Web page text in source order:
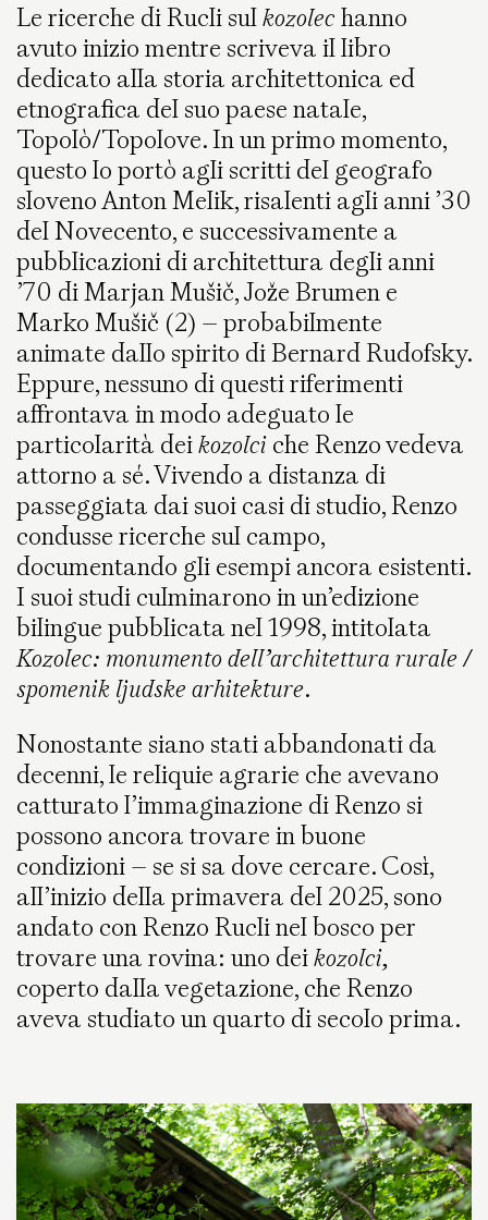
Le ricerche di Rucli sulkozolechanno
avuto inizio mentre scriveva il libro
dedicato alla storia architettonica ed
etnografica del suo paese natale,
Topolò/Topolove. In un primo momento,
questo lo portò agli scritti del geografo
sloveno Anton Melik, risalenti agli anni ’30
del Novecento, e successivamente a
pubblicazioni di architettura degli anni
’70 di Marjan Mušič, Jože Brumen e
Marko Mušič (2) – probabilmente
animate dallo spirito di Bernard Rudofsky.
Eppure, nessuno di questi riferimenti
affrontava in modo adeguato le
particolarità deikozolciche Renzo vedeva
attorno a sé. Vivendo a distanza di
passeggiata dai suoi casi di studio, Renzo
condusse ricerche sul campo,
documentando gli esempi ancora esistenti.
I suoi studi culminarono in un’edizione
bilingue pubblicata nel 1998, intitolata
Kozolec: monumento dell’architettura rurale /
spomenik ljudske arhitekture.
Nonostante siano stati abbandonati da
decenni, le reliquie agrarie che avevano
catturato l’immaginazione di Renzo si
possono ancora trovare in buone
condizioni – se si sa dove cercare. Così,
all’inizio della primavera del 2025, sono
andato con Renzo Rucli nel bosco per
trovare una rovina: uno deikozolci,
coperto dalla vegetazione, che Renzo
aveva studiato un quarto di secolo prima.